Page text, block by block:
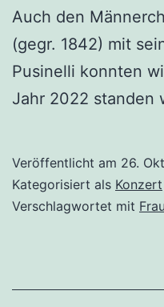
Auch den
(gegr. 1842) mit
Pusinelli konnten
Jahr 2022 standen
Veröffentlicht am 26.
Kategorisiert als Konzert
Verschlagwortet mit